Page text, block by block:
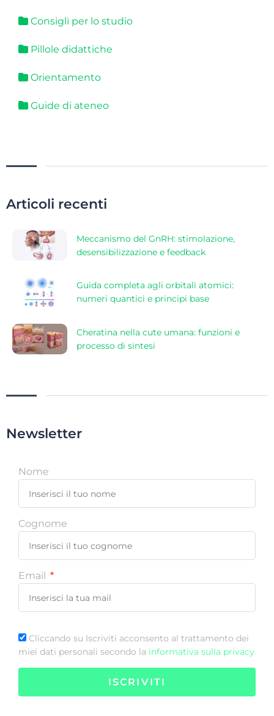
Consigli per lo studio
Pillole didattiche
Orientamento
Guide di ateneo
Articoli recenti
Meccanismo del GnRH: stimolazione,
desensibilizzazione e feedback
Guida completa agli orbitali atomici:
numeri quantici e principi base
Cheratina nella cute umana: funzioni e
processo di sintesi
Newsletter
Nome
Cognome
Email
Cliccando su Iscriviti acconsento al trattamento dei
miei dati personali secondo la informativa sulla privacy
ISCRIVITI